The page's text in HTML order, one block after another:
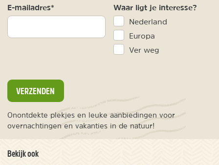
E-mailadres* Waar ligt je interesse?
Nederland
Europa
Ver weg
VERZENDEN
Onontdekte plekjes en leuke aanbiedingen voor
overnachtingen en vakanties in de natuur!
Bekijk ook